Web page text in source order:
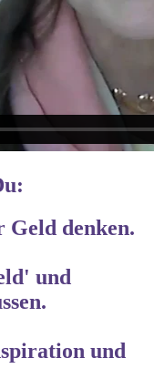
denken.
und
und